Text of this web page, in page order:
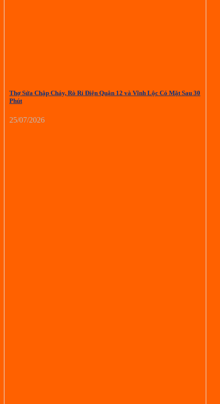
Thợ Sửa Chập Cháy, Rò Rỉ Điện Quận 12 và Vĩnh Lộc Có Mặt Sau 30
Phút
25/07/2026